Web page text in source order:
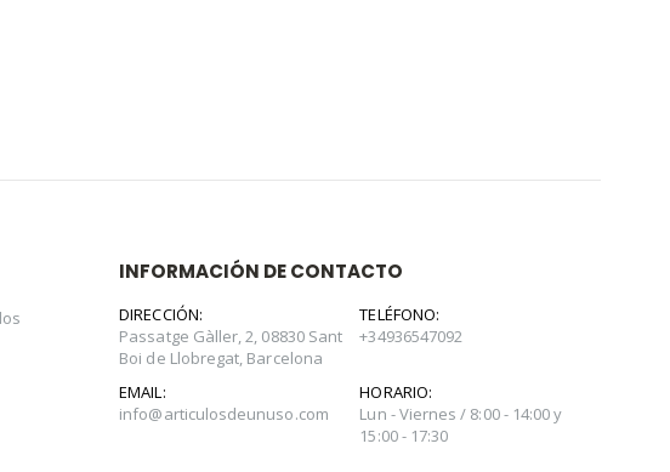
INFORMACIÓN DE CONTACTO
DIRECCIÓN:
Passatge Gàller, 2, 08830 Sant
Boi de Llobregat, Barcelona
TELÉFONO:
+34936547092
EMAIL:
info@articulosdeunuso.com
HORARIO:
Lun - Viernes / 8:00 - 14:00 y
15:00 - 17:30